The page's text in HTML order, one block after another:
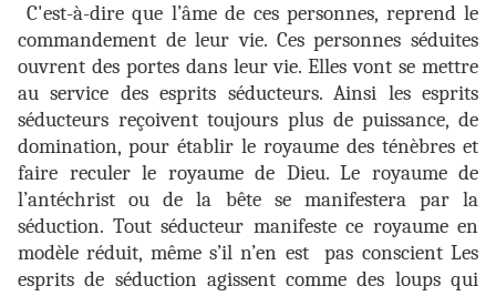
C'est-à-dire que l’âme de ces personnes, reprend le
commandement de leur vie. Ces personnes séduites
ouvrent des portes dans leur vie. Elles vont se mettre
au service des esprits séducteurs. Ainsi les esprits
séducteurs reçoivent toujours plus de puissance, de
domination, pour établir le royaume des ténèbres et
faire reculer le royaume de Dieu. Le royaume de
l’antéchrist ou de la bête se manifestera par la
séduction. Tout séducteur manifeste ce royaume en
modèle réduit, même s’il n’en est pas conscient Les
esprits de séduction agissent comme des loups qui